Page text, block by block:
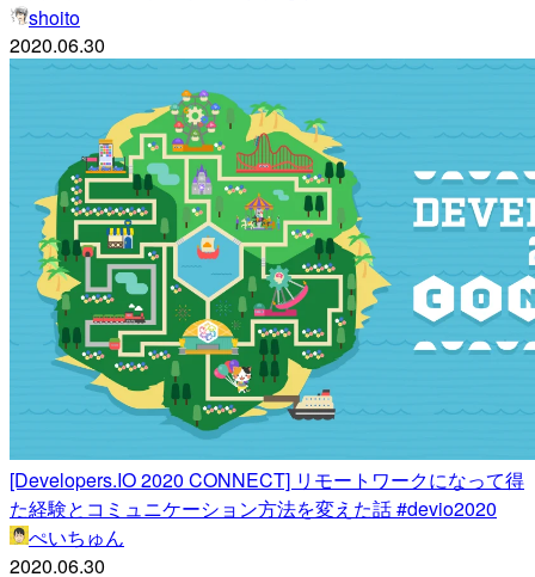
shoito
2020.06.30
[Developers.IO 2020 CONNECT] リモートワークになって得
た経験とコミュニケーション方法を変えた話 #devio2020
ぺいちゅん
2020.06.30